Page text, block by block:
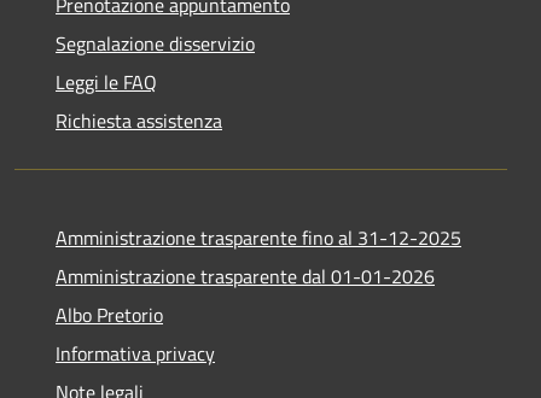
Segnalazione disservizio
Leggi le FAQ
Richiesta assistenza
Amministrazione trasparente fino al 31-12-2025
Amministrazione trasparente dal 01-01-2026
Albo Pretorio
Informativa privacy
Note legali